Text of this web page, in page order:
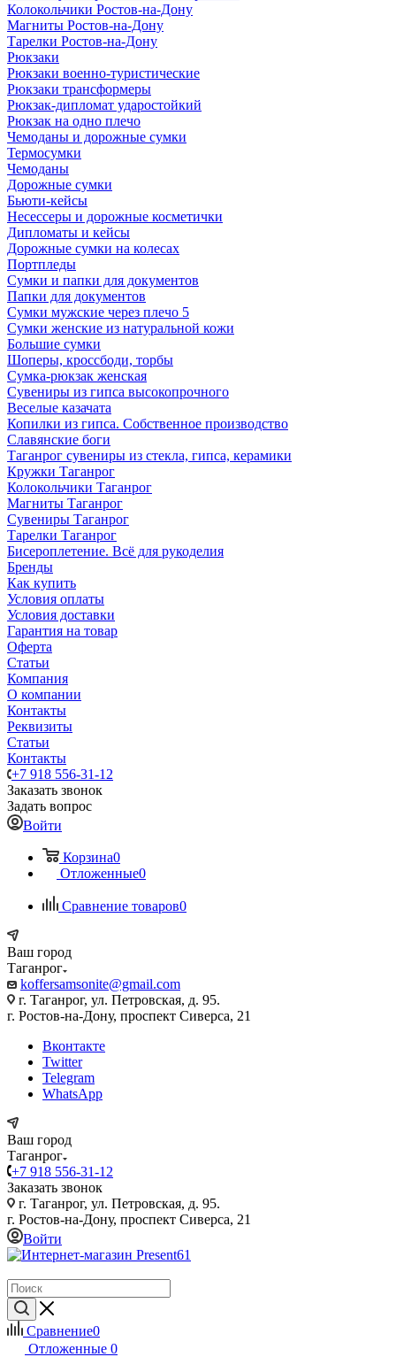
Колокольчики Ростов-на-Дону
Магниты Ростов-на-Дону
Тарелки Ростов-на-Дону
Рюкзаки
Рюкзаки военно-туристические
Рюкзаки трансформеры
Рюкзак-дипломат ударостойкий
Рюкзак на одно плечо
Чемоданы и дорожные сумки
Термосумки
Чемоданы
Дорожные сумки
Бьюти-кейсы
Несессеры и дорожные косметички
Дипломаты и кейсы
Дорожные сумки на колесах
Портпледы
Сумки и папки для документов
Папки для документов
Сумки мужские через плечо 5
Сумки женские из натуральной кожи
Большие сумки
Шоперы, кроссбоди, торбы
Сумка-рюкзак женская
Сувениры из гипса высокопрочного
Веселые казачата
Копилки из гипса. Собственное производство
Славянские боги
Таганрог сувениры из стекла, гипса, керамики
Кружки Таганрог
Колокольчики Таганрог
Магниты Таганрог
Сувениры Таганрог
Тарелки Таганрог
Бисероплетение. Всё для рукоделия
Бренды
Как купить
Условия оплаты
Условия доставки
Гарантия на товар
Оферта
Статьи
Компания
О компании
Контакты
Реквизиты
Статьи
Контакты
+7 918 556-31-12
Заказать звонок
Задать вопрос
Войти
Корзина0
Отложенные0
Сравнение товаров0
Ваш город
Таганрог
koffersamsonite@gmail.com
г. Таганрог, ул. Петровская, д. 95.
г. Ростов-на-Дону, проспект Сиверса, 21
Вконтакте
Twitter
Telegram
WhatsApp
Ваш город
Таганрог
+7 918 556-31-12
Заказать звонок
г. Таганрог, ул. Петровская, д. 95.
г. Ростов-на-Дону, проспект Сиверса, 21
Войти
Сравнение0
Отложенные 0